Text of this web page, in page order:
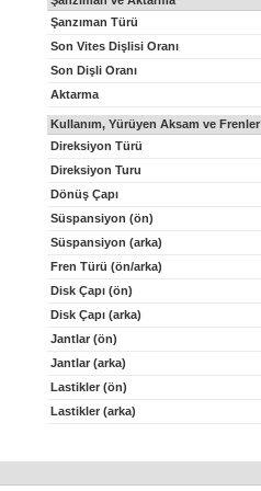
Şanzıman Türü
Son Vites Dişlisi Oranı
Son Dişli Oranı
Aktarma
Kullanım, Yürüyen Aksam ve Frenler
Direksiyon Türü
Direksiyon Turu
Dönüş Çapı
Süspansiyon (ön)
Süspansiyon (arka)
Fren Türü (ön/arka)
Disk Çapı (ön)
Disk Çapı (arka)
Jantlar (ön)
Jantlar (arka)
Lastikler (ön)
Lastikler (arka)